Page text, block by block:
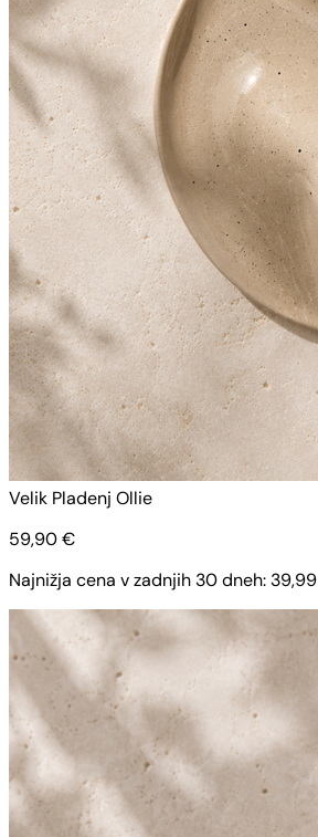
Velik Pladenj Ollie
59,90€
Najnižja cena v zadnjih 30 dneh: 39,99